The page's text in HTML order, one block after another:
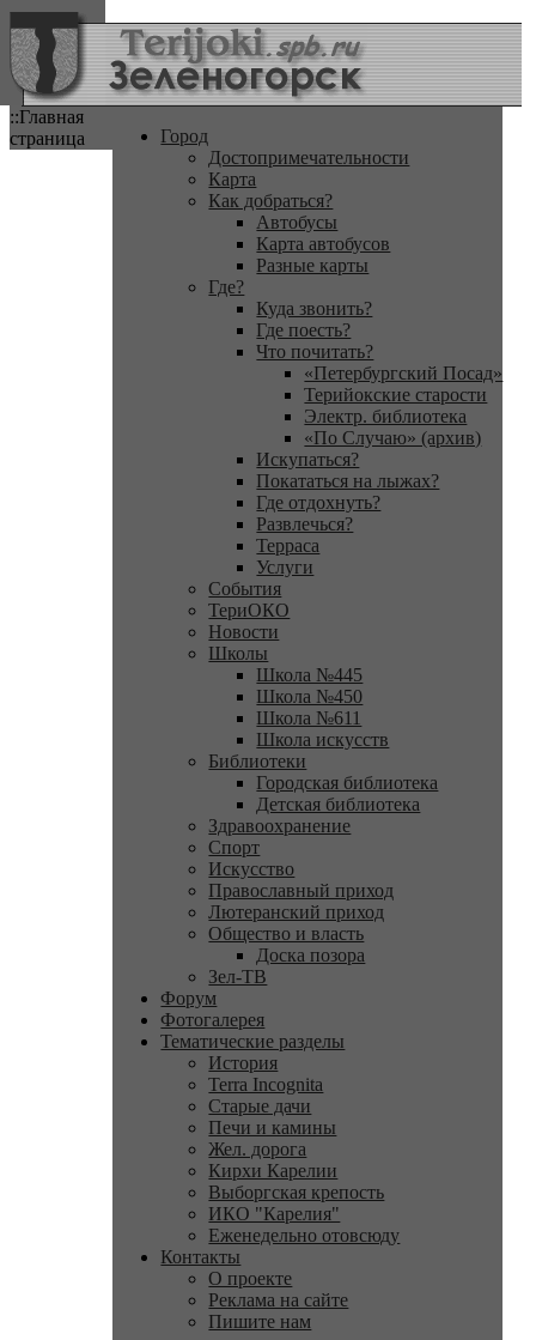
::Главная
страница
Город
Достопримечательности
Карта
Как добраться?
Автобусы
Карта автобусов
Разные карты
Где?
Куда звонить?
Где поесть?
Что почитать?
«Петербургский Посад»
Терийокские старости
Электр. библиотека
«По Случаю» (архив)
Искупаться?
Покататься на лыжах?
Где отдохнуть?
Развлечься?
Терраса
Услуги
События
ТериОКО
Новости
Школы
Школа №445
Школа №450
Школа №611
Школа искусств
Библиотеки
Городская библиотека
Детская библиотека
Здравоохранение
Спорт
Искусство
Православный приход
Лютеранский приход
Общество и власть
Доска позора
Зел-ТВ
Форум
Фотогалерея
Тематические разделы
История
Terra Incognita
Старые дачи
Печи и камины
Жел. дорога
Кирхи Карелии
Выборгская крепость
ИКО "Карелия"
Еженедельно отовсюду
Контакты
О проекте
Реклама на сайте
Пишите нам